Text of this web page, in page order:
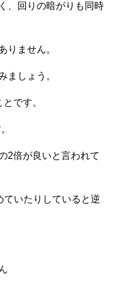
、回りの暗がりも同時
りません。
ましょう。
です。
2倍が良いと言われて
いたりしていると逆